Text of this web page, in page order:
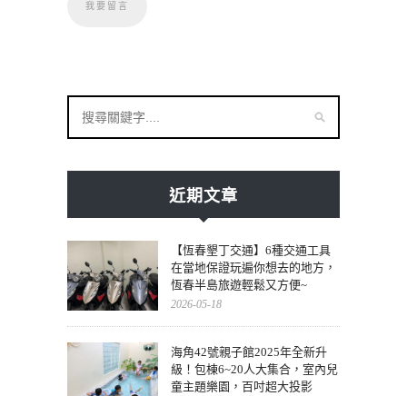
近期文章
【恆春墾丁交通】6種交通工具
在當地保證玩遍你想去的地方，
恆春半島旅遊輕鬆又方便~
2026-05-18
海角42號親子館2025年全新升
級！包棟6~20人大集合，室內兒
童主題樂園，百吋超大投影